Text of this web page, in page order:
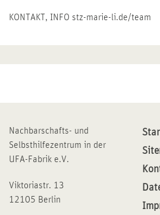
KONTAKT, INFO stz-marie-li.de/team
Nachbarschafts- und
Selbsthilfezentrum in der
UFA-Fabrik e.V.
Viktoriastr. 13
12105 Berlin